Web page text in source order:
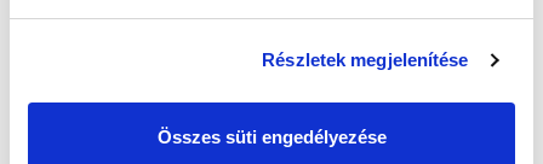
Részletek megjelenítése
Összes süti engedélyezése